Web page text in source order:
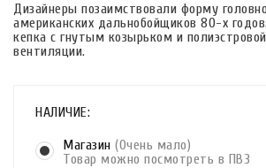
Дизайнеры позаимствовали форму
американских дальнобойщиков 80-х
кепка с гнутым козырьком и
вентиляции.
НАЛИЧИЕ:
Магазин (Очень мало)
Товар можно посмотреть в ПВЗ